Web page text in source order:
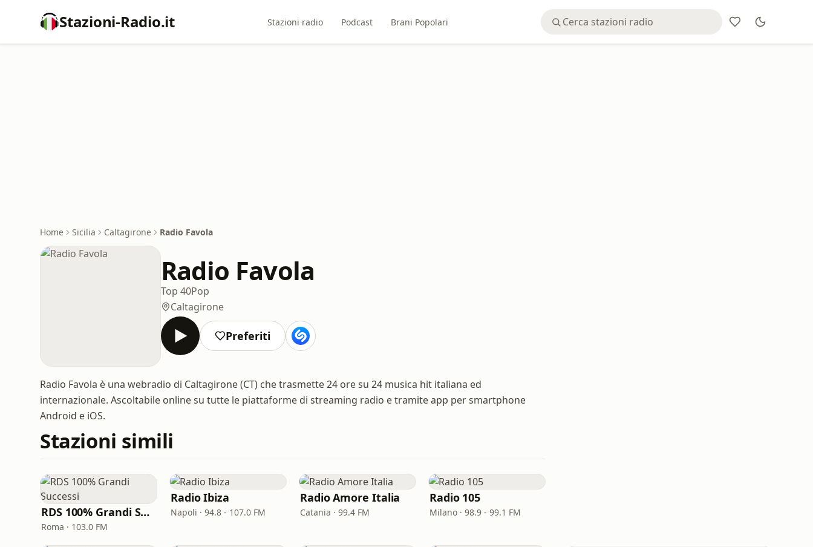
Stazioni-Radio.it Stazioni radio Podcast Brani Popolari
Home Sicilia Caltagirone Radio Favola
Radio Favola
Top 40Pop
Caltagirone
Preferiti
Radio Favola è una webradio di Caltagirone (CT) che trasmette 24 ore su 24 musica hit italiana ed
internazionale. Ascoltabile online su tutte le piattaforme di streaming radio e tramite app per smartphone
Android e iOS.
Stazioni simili
RDS 100% Grandi Successi
Roma · 103.0 FM
Radio Ibiza
Napoli · 94.8 - 107.0 FM
Radio Amore Italia
Catania · 99.4 FM
Radio 105
Milano · 98.9 - 99.1 FM